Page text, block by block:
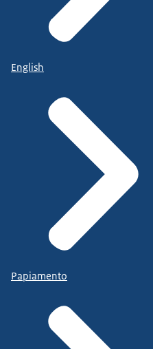
English
Papiamento